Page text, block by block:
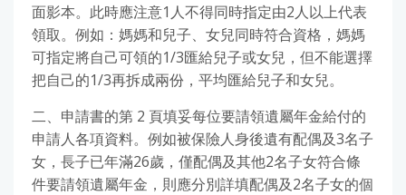
面影本。此時應注意1人不得同時指定由2人以上代表
領取。例如：媽媽和兒子、女兒同時符合資格，媽媽
可指定將自己可領的1/3匯給兒子或女兒，但不能選擇
把自己的1/3再拆成兩份，平均匯給兒子和女兒。
二、申請書的第 2 頁填妥每位要請領遺屬年金給付的
申請人各項資料。例如被保險人身後遺有配偶及3名子
女，長子已年滿26歲，僅配偶及其他2名子女符合條
件要請領遺屬年金，則應分別詳填配偶及2名子女的個